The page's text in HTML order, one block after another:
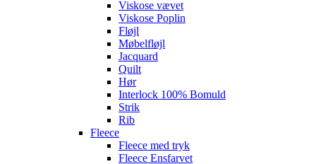
Viskose vævet
Viskose Poplin
Fløjl
Møbelfløjl
Jacquard
Quilt
Hør
Interlock 100% Bomuld
Strik
Rib
Fleece
Fleece med tryk
Fleece Ensfarvet